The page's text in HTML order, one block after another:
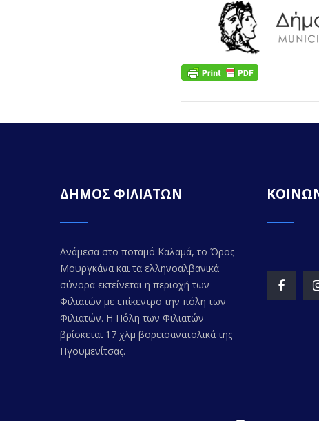
ΔΗΜΟΣ ΦΙΛΙΑΤΩΝ
Ανάμεσα στο ποταμό Καλαμά, το Όρος
Μουργκάνα και τα ελληνοαλβανικά
σύνορα εκτείνεται η περιοχή των
Φιλιατών με επίκεντρο την πόλη των
Φιλιατών. Η Πόλη των Φιλιατών
βρίσκεται 17 χλμ βορειοανατολικά της
Ηγουμενίτσας.